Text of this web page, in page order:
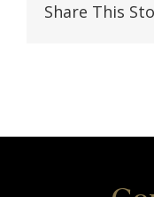
Share This